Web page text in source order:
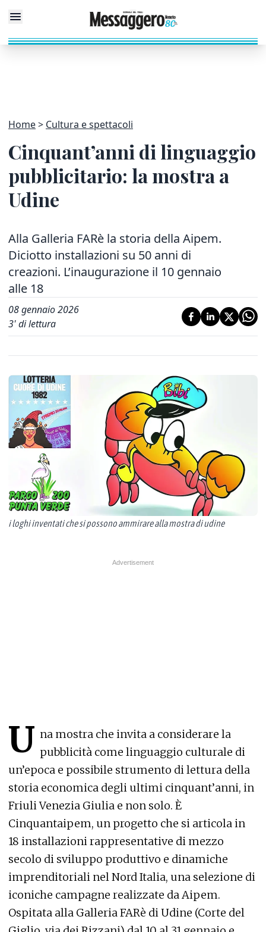
Home Cultura e spettacoli
Cinquant’anni di linguaggio
pubblicitario: la mostra a
Udine
Alla Galleria FARè la storia della Aipem.
Diciotto installazioni su 50 anni di
creazioni. L’inaugurazione il 10 gennaio
alle 18
08 gennaio 2026
3' di lettura
i loghi inventati che si possono ammirare alla mostra di udine
U na mostra che invita a considerare la
pubblicità come linguaggio culturale di
un’epoca e possibile strumento di lettura della
storia economica degli ultimi cinquant’anni, in
Friuli Venezia Giulia e non solo. È
Cinquantaipem, un progetto che si articola in
18 installazioni rappresentative di mezzo
secolo di sviluppo produttivo e dinamiche
imprenditoriali nel Nord Italia, una selezione di
iconiche campagne realizzate da Aipem.
Ospitata alla Galleria FARè di Udine (Corte del